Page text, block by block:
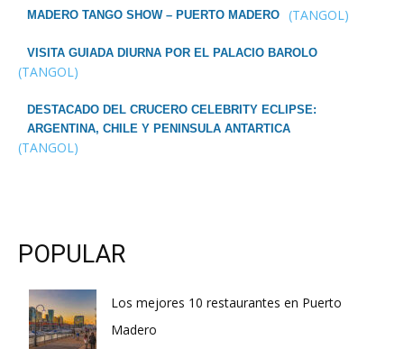
MADERO TANGO SHOW – PUERTO MADERO (TANGOL)
VISITA GUIADA DIURNA POR EL PALACIO BAROLO
(TANGOL)
DESTACADO DEL CRUCERO CELEBRITY ECLIPSE:
ARGENTINA, CHILE Y PENINSULA ANTARTICA
(TANGOL)
POPULAR
Los mejores 10 restaurantes en Puerto
Madero